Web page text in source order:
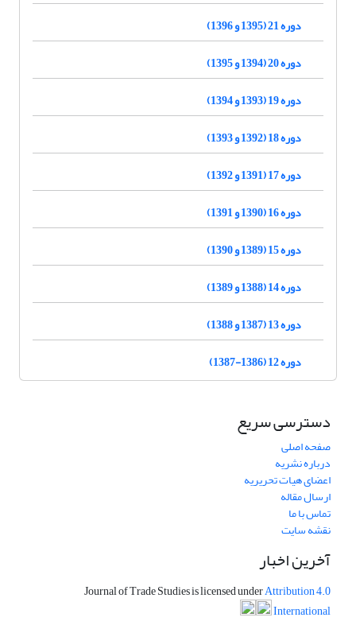
دوره 21 (1395 و 1396)
دوره 20 (1394 و 1395)
دوره 19 (1393 و 1394)
دوره 18 (1392 و 1393)
دوره 17 (1391 و 1392)
دوره 16 (1390 و 1391)
دوره 15 (1389 و 1390)
دوره 14 (1388 و 1389)
دوره 13 (1387 و 1388)
دوره 12 (1386-1387)
دسترسی سریع
صفحه اصلی
درباره نشریه
اعضای هیات تحریریه
ارسال مقاله
تماس با ما
نقشه سایت
آخرین اخبار
Journal of Trade Studies is licensed underAttribution 4.0
International